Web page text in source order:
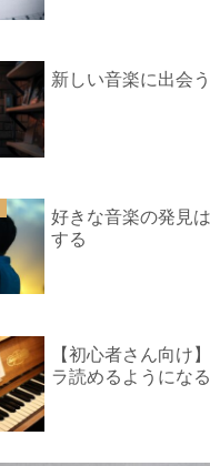
新しい音楽に出会
好きな音楽の発見
する
【初心者さん向け
ラ読めるようにな